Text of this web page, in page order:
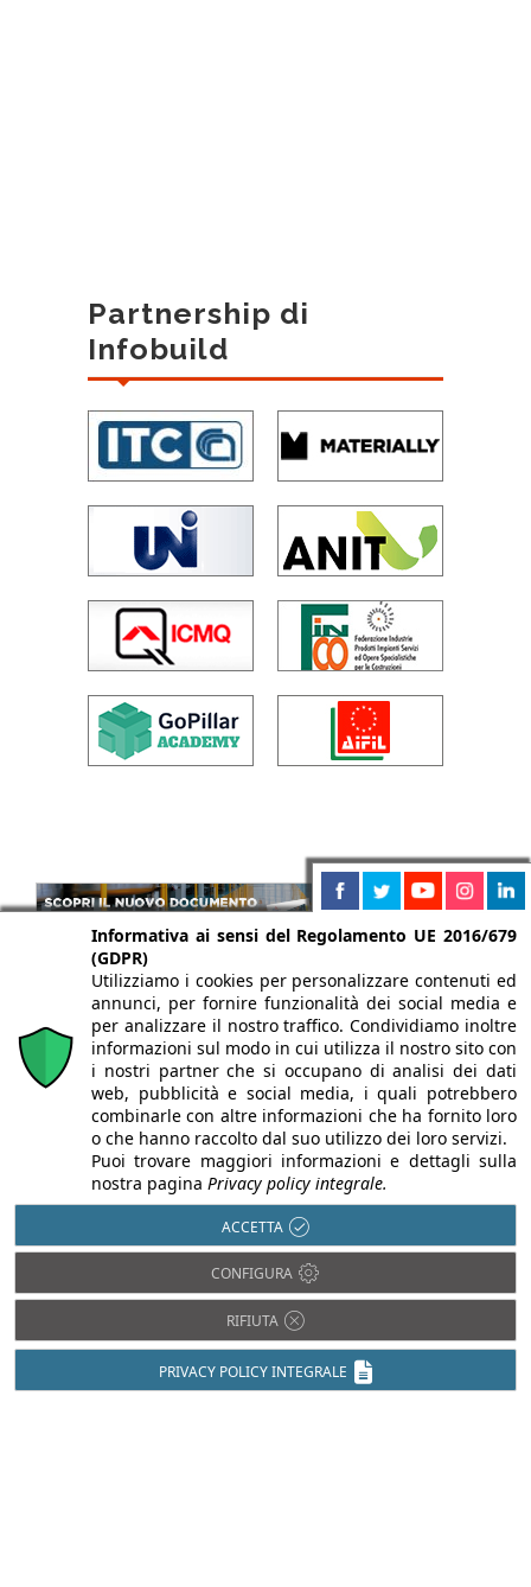
Partnership di
Infobuild
Per la tua pubblicità
newsletter
Informativa ai sensi del Regolamento UE 2016/679
(GDPR)
Utilizziamo i cookies per personalizzare contenuti ed
annunci, per fornire funzionalità dei social media e
per analizzare il nostro traffico. Condividiamo inoltre
informazioni sul modo in cui utilizza il nostro sito con
i nostri partner che si occupano di analisi dei dati
web, pubblicità e social media, i quali potrebbero
combinarle con altre informazioni che ha fornito loro
o che hanno raccolto dal suo utilizzo dei loro servizi.
Puoi trovare maggiori informazioni e dettagli sulla
nostra pagina Privacy policy integrale.
ACCETTA
CONFIGURA
RIFIUTA
PRIVACY POLICY INTEGRALE